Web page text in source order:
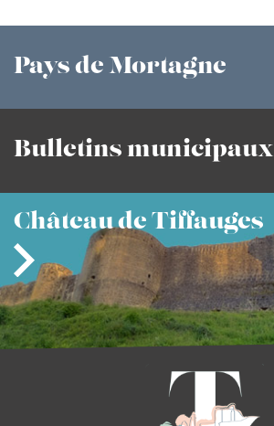
Pays de Mortagne
Bulletins municipaux
Châteaude Tiffauges